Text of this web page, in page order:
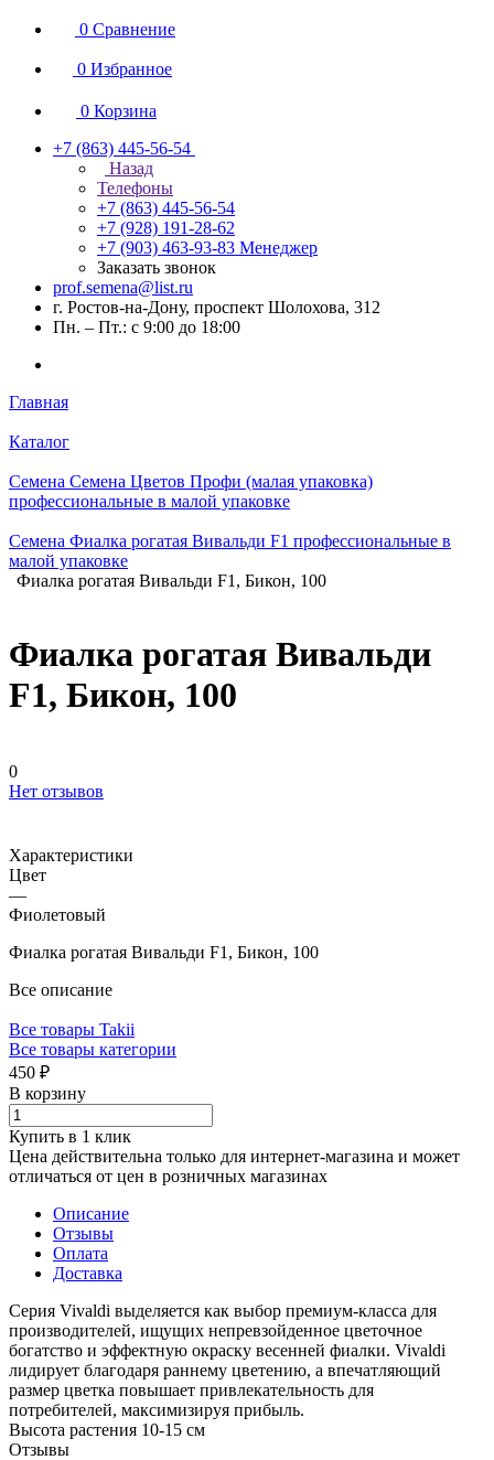
0 Сравнение
0 Избранное
0 Корзина
+7 (863) 445-56-54
Назад
Телефоны
+7 (863) 445-56-54
+7 (928) 191-28-62
+7 (903) 463-93-83 Менеджер
Заказать звонок
prof.semena@list.ru
г. Ростов-на-Дону, проспект Шолохова, 312
Пн. – Пт.: с 9:00 до 18:00
Главная
Каталог
Семена Семена Цветов Профи (малая упаковка)
профессиональные в малой упаковке
Семена Фиалка рогатая Вивальди F1 профессиональные в
малой упаковке
Фиалка рогатая Вивальди F1, Бикон, 100
Фиалка рогатая Вивальди
F1, Бикон, 100
0
Нет отзывов
Характеристики
Цвет
—
Фиолетовый
Фиалка рогатая Вивальди F1, Бикон, 100
Все описание
Все товары Takii
Все товары категории
450 ₽
В корзину
Купить в 1 клик
Цена действительна только для интернет-магазина и может
отличаться от цен в розничных магазинах
Описание
Отзывы
Оплата
Доставка
Серия Vivaldi выделяется как выбор премиум-класса для
производителей, ищущих непревзойденное цветочное
богатство и эффектную окраску весенней фиалки. Vivaldi
лидирует благодаря раннему цветению, а впечатляющий
размер цветка повышает привлекательность для
потребителей, максимизируя прибыль.
Высота растения 10-15 см
Отзывы